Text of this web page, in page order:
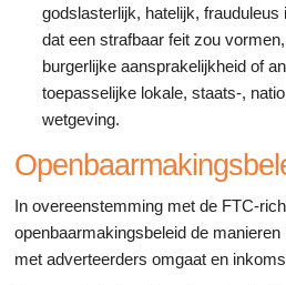
godslasterlijk, hatelijk,
dat een strafbaar feit zou
burgerlijke aansprakelijkheid of
toepasselijke lokale, staats-,
wetgeving.
In overeenstemming met de FTC-
openbaarmakingsbeleid de
met adverteerders omgaat en